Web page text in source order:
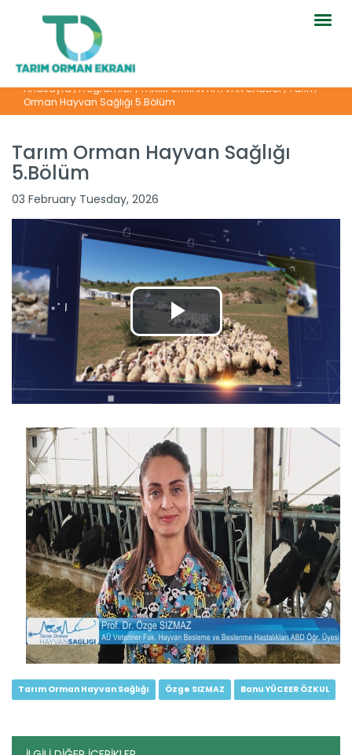
Anasayfa|Programlar|TARIM ORMAN HAYVAN SAĞLIĞI|Tarım
Orman Hayvan Sağlığı 5.Bölüm
Tarım Orman Hayvan Sağlığı
5.Bölüm
03 February Tuesday, 2026
Tarım Orman Hayvan Sağlığı Özge SIZMAZ Banu YÜCEER ÖZKUL
Tarım Orman Hayvan Sağlığı...
Devamını Oku ->
Tarım Orman Hayvan Sağlığı...
Tarım Orman Hayvan Sağlığı...
Devamını Oku ->